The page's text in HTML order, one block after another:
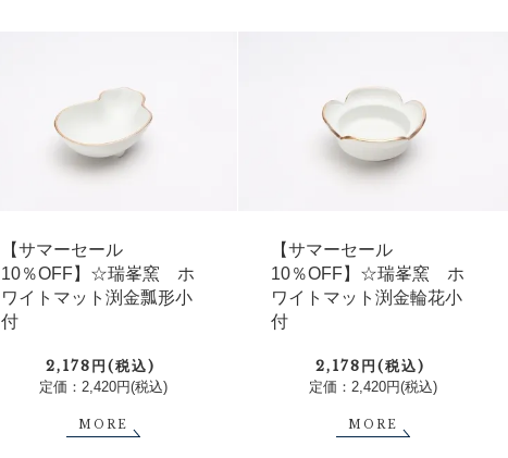
【サマーセール
10％OFF】☆瑞峯窯 ホ
ワイトマット渕金瓢形小
付
2,178円(税込)
定価：2,420円(税込)
MORE
【サマーセール
10％OFF】☆瑞峯窯 ホ
ワイトマット渕金輪花小
付
2,178円(税込)
定価：2,420円(税込)
MORE